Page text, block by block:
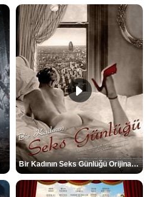
Bir Kadının Seks Günlüğü Orijinal Fragman